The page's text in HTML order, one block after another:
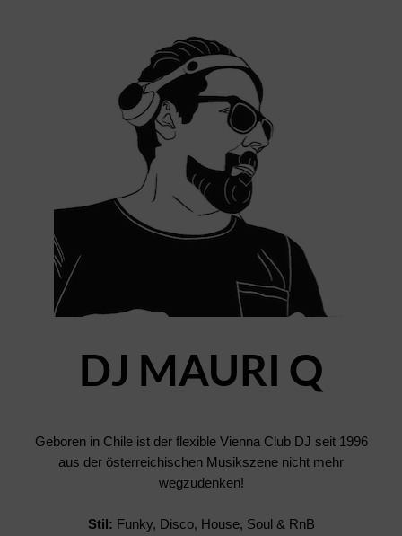
DJ MAURI Q
Geboren in Chile ist der flexible Vienna Club DJ seit 1996
aus der österreichischen Musikszene nicht mehr
wegzudenken!
Stil: Funky, Disco, House, Soul & RnB